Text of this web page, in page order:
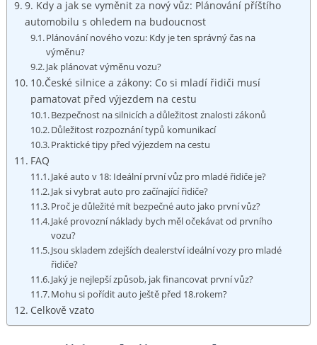
9. Kdy a jak se vyměnit za nový vůz: Plánování příštího
automobilu s ohledem na budoucnost
Plánování nového vozu: Kdy je ten správný čas na
výměnu?
Jak plánovat výměnu vozu?
10.České silnice a zákony: Co si mladí řidiči musí
pamatovat před výjezdem na cestu
Bezpečnost na silnicích a důležitost znalosti zákonů
Důležitost rozpoznání typů komunikací
Praktické tipy před výjezdem na cestu
FAQ
Jaké auto v 18: Ideální první vůz pro mladé řidiče je?
Jak si vybrat auto pro začínající řidiče?
Proč je důležité mít bezpečné auto jako první vůz?
Jaké provozní náklady bych měl očekávat od prvního
vozu?
Jsou skladem zdejších dealerství ideální vozy pro mladé
řidiče?
Jaký je nejlepší způsob, jak financovat první vůz?
Mohu si pořídit auto ještě před 18.rokem?
Celkově vzato